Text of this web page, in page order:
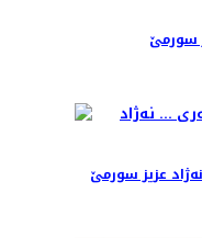
سورمێ